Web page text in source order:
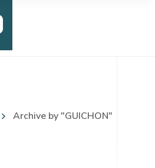
Archive by "GUICHON"